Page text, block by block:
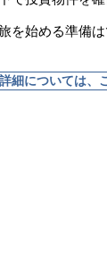
を始める準備
詳細については、